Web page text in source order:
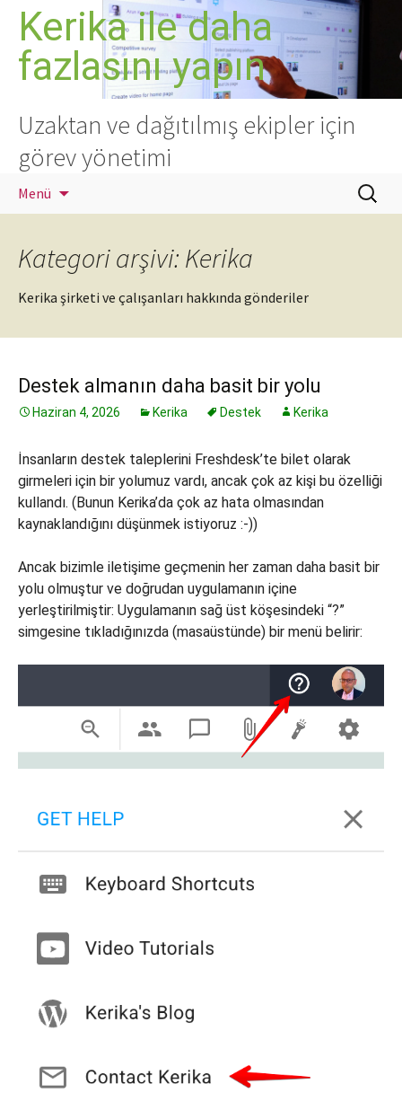
İçeriğeKerika ile daha
fazlasını yapın
Uzaktan ve dağıtılmış ekipler için
görev yönetimi
Menü
Arama:
Kategori arşivi: Kerika
Kerika şirketi ve çalışanları hakkında gönderiler
Destek almanın daha basit bir yolu
Haziran 4, 2026 Kerika Destek Kerika
İnsanların destek taleplerini Freshdesk’te bilet olarak
girmeleri için bir yolumuz vardı, ancak çok az kişi bu özelliği
kullandı. (Bunun Kerika’da çok az hata olmasından
kaynaklandığını düşünmek istiyoruz :-))
Ancak bizimle iletişime geçmenin her zaman daha basit bir
yolu olmuştur ve doğrudan uygulamanın içine
yerleştirilmiştir: Uygulamanın sağ üst köşesindeki “?”
simgesine tıkladığınızda (masaüstünde) bir menü belirir: